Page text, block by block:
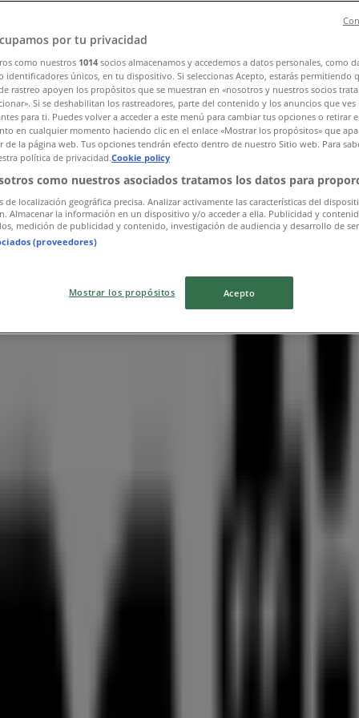
por tu privacidad
como nuestros 1014 socios almacenamos y accedemos a datos personales, como
identificadores únicos, en tu dispositivo. Si seleccionas Acepto, estarás permitiendo
rastreo apoyen los propósitos que se muestran en «nosotros y nuestros socios
Si se deshabilitan los rastreadores, parte del contenido y los anuncios que
para ti. Puedes volver a acceder a este menú para cambiar tus opciones o retirar
en cualquier momento haciendo clic en el enlace «Mostrar los propósitos» que
de la página web. Tus opciones tendrán efecto dentro de nuestro Sitio web. Para
política de privacidad.Cookie policy
como nuestros asociados tratamos los datos para
de localización geográfica precisa. Analizar activamente las características del
Almacenar la información en un dispositivo y/o acceder a ella. Publicidad y
medición de publicidad y contenido, investigación de audiencia y desarrollo de
(proveedores)
Mostrar los propósitos Acepto